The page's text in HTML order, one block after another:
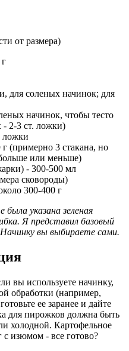
от размера)
для соленых начинок; для
начинок, чтобы тесто
- 2-3 ст. ложки)
ложки
(примерно 3 стакана, но
или меньше)
- 300-500 мл
сковороды)
300-400 г
указана зеленая
Я представил базовый
вы выбираете сами.
вы используете начинку,
обработки (например,
ее заранее и дайте
для пирожков должна быть
холодной. Картофельное
с изюмом - все готово?